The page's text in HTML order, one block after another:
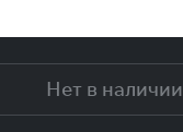
Нет в наличии